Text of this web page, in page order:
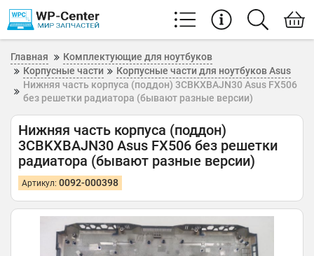
Главная
Комплектующие для ноутбуков
Корпусные части
Корпусные части для ноутбуков Asus
Нижняя часть корпуса (поддон) 3CBKXBAJN30 Asus FX506
без решетки радиатора (бывают разные версии)
Нижняя часть корпуса (поддон)
3CBKXBAJN30 Asus FX506 без решетки
радиатора (бывают разные версии)
Артикул: 0092-000398